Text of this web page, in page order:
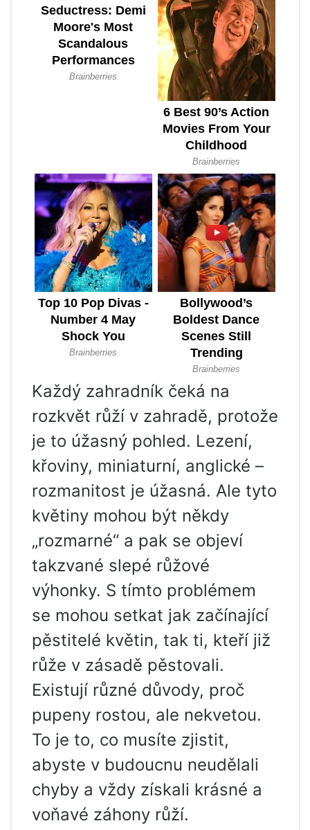
Každý zahradník čeká na
rozkvět růží v zahradě, protože
je to úžasný pohled. Lezení,
křoviny, miniaturní, anglické –
rozmanitost je úžasná. Ale tyto
květiny mohou být někdy
„rozmarné“ a pak se objeví
takzvané slepé růžové
výhonky. S tímto problémem
se mohou setkat jak začínající
pěstitelé květin, tak ti, kteří již
růže v zásadě pěstovali.
Existují různé důvody, proč
pupeny rostou, ale nekvetou.
To je to, co musíte zjistit,
abyste v budoucnu neudělali
chyby a vždy získali krásné a
voňavé záhony růží.